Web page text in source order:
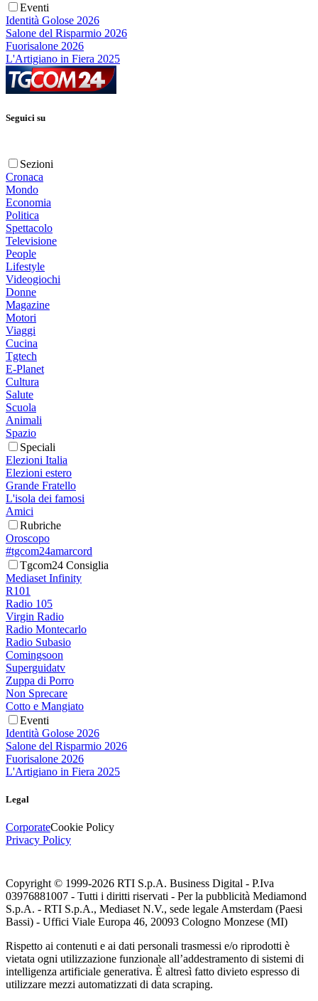
Eventi
Identità Golose 2026
Salone del Risparmio 2026
Fuorisalone 2026
L'Artigiano in Fiera 2025
Seguici su
Sezioni
Cronaca
Mondo
Economia
Politica
Spettacolo
Televisione
People
Lifestyle
Videogiochi
Donne
Magazine
Motori
Viaggi
Cucina
Tgtech
E-Planet
Cultura
Salute
Scuola
Animali
Spazio
Speciali
Elezioni Italia
Elezioni estero
Grande Fratello
L'isola dei famosi
Amici
Rubriche
Oroscopo
#tgcom24amarcord
Tgcom24 Consiglia
Mediaset Infinity
R101
Radio 105
Virgin Radio
Radio Montecarlo
Radio Subasio
Comingsoon
Superguidatv
Zuppa di Porro
Non Sprecare
Cotto e Mangiato
Eventi
Identità Golose 2026
Salone del Risparmio 2026
Fuorisalone 2026
L'Artigiano in Fiera 2025
Legal
CorporateCookie Policy
Privacy Policy
Copyright © 1999-2026 RTI S.p.A. Business Digital - P.Iva
03976881007 - Tutti i diritti riservati - Per la pubblicità Mediamond
S.p.A. - RTI S.p.A., Mediaset N.V., sede legale Amsterdam (Paesi
Bassi) - Uffici Viale Europa 46, 20093 Cologno Monzese (MI)
Rispetto ai contenuti e ai dati personali trasmessi e/o riprodotti è
vietata ogni utilizzazione funzionale all’addestramento di sistemi di
intelligenza artificiale generativa. È altresì fatto divieto espresso di
utilizzare mezzi automatizzati di data scraping.